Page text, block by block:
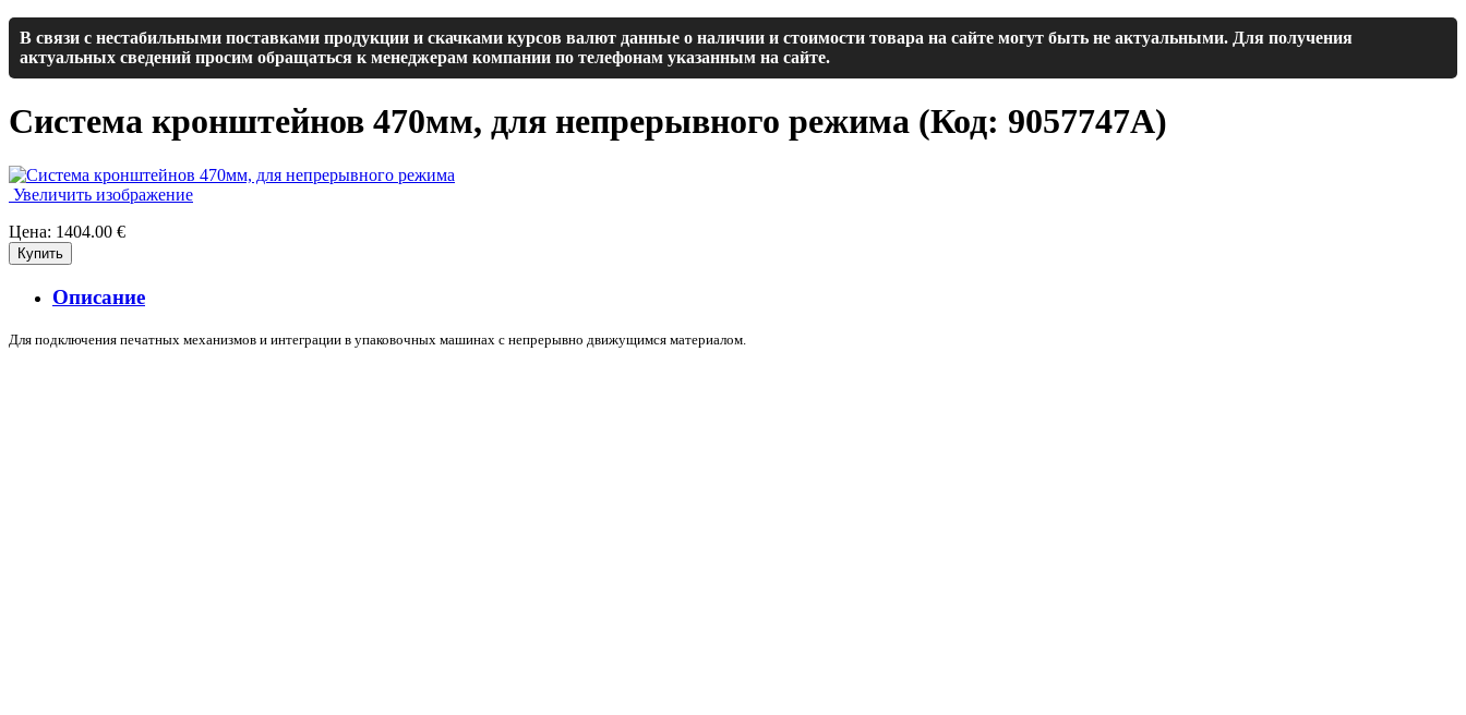
В связи с нестабильными поставками продукции и скачками курсов валют данные о наличии и стоимости товара на сайте могут быть не актуальными. Для получения
актуальных сведений просим обращаться к менеджерам компании по телефонам указанным на сайте.
Система кронштейнов 470мм, для непрерывного режима (Код: 9057747A)
Увеличить изображение
Цена: 1404.00 €
Описание
Для подключения печатных механизмов и интеграции в упаковочных машинах с непрерывно движущимся материалом.